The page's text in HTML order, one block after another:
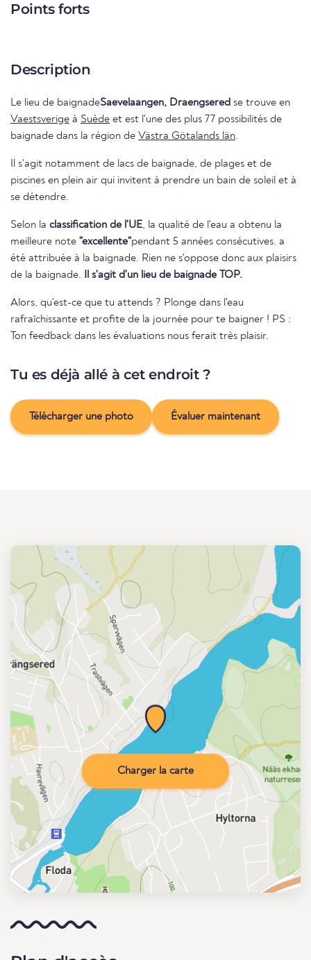
Points forts
Description
Le lieu de baignadeSaevelaangen, Draengsered se trouve en
Vaestsverige à Suède et est l'une des plus 77 possibilités de
baignade dans la région de Västra Götalands län.
Il s'agit notamment de lacs de baignade, de plages et de
piscines en plein air qui invitent à prendre un bain de soleil et à
se détendre.
Selon la classification de l'UE, la qualité de l'eau a obtenu la
meilleure note "excellente"pendant 5 années consécutives. a
été attribuée à la baignade. Rien ne s'oppose donc aux plaisirs
de la baignade. Il s'agit d'un lieu de baignade TOP.
Alors, qu'est-ce que tu attends ? Plonge dans l'eau
rafraîchissante et profite de la journée pour te baigner ! PS :
Ton feedback dans les évaluations nous ferait très plaisir.
Tu es déjà allé à cet endroit ?
Télécharger une photo Évaluer maintenant
Charger la carte